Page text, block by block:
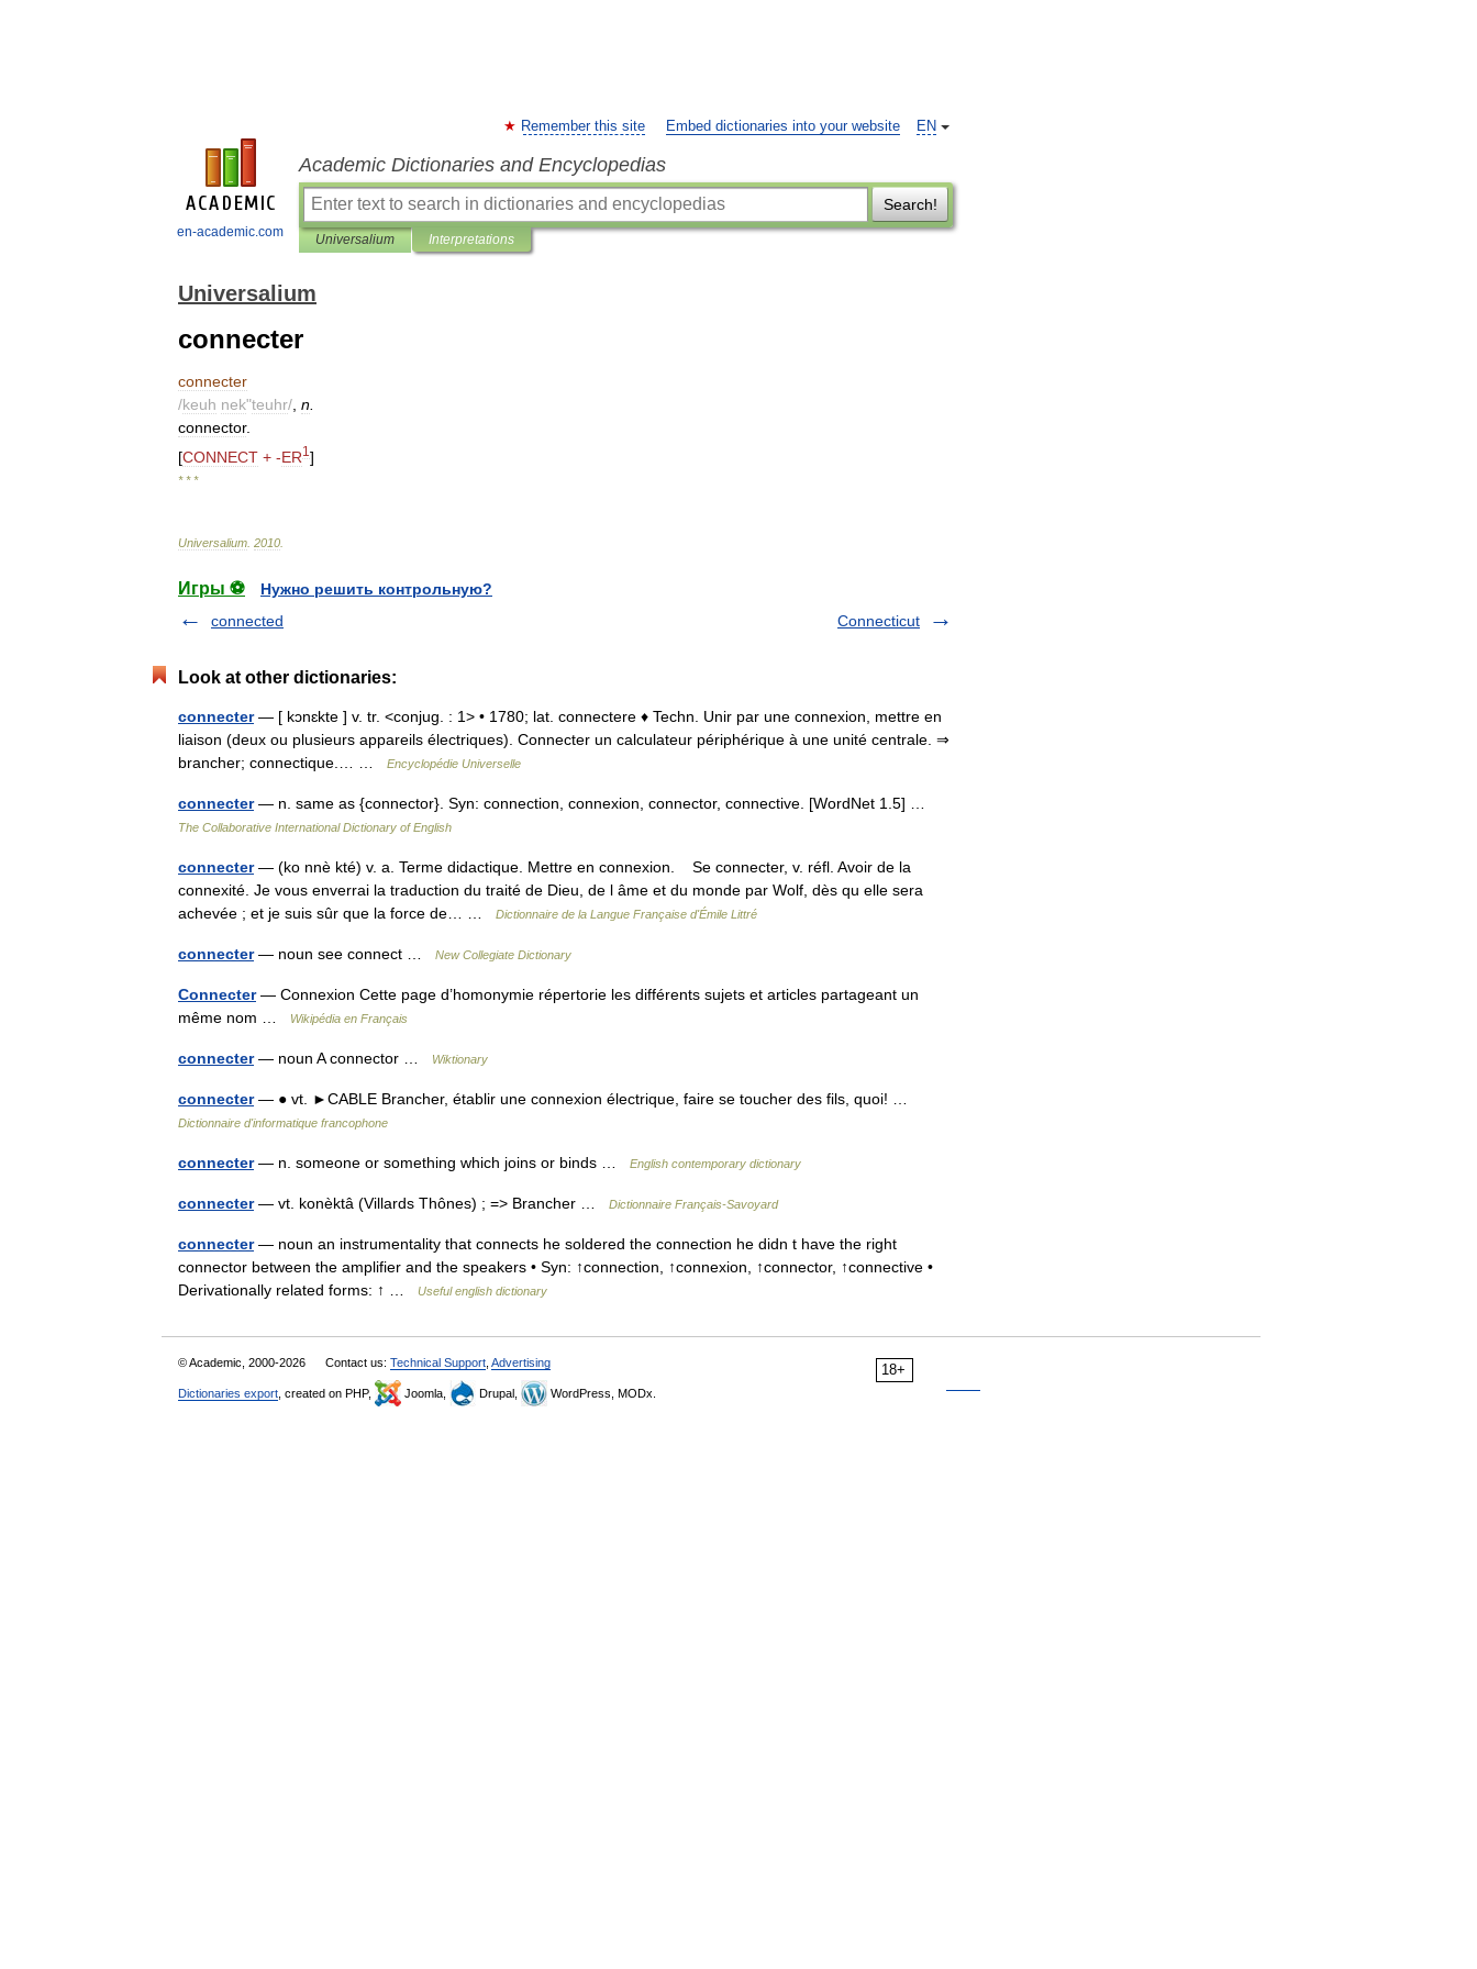
en-academic.com
EN
Remember this site Embed dictionaries into your website
Academic Dictionaries and Encyclopedias
Search!
Universalium Interpretations
Universalium
connecter
connecter
/keuh nek"teuhr/ n
connector.
[CONNECT + -ER1 ]
* * *
Universalium 2010
Игры ⚽
Нужно решить контрольную?
connected
Connecticut
Look at other dictionaries:
connecter— [ kɔnɛkte ] v. tr. <conjug. : 1> • 1780; lat. connectere ♦ Techn. Unir par une connexion, mettre en
liaison (deux ou plusieurs appareils électriques). Connecter un calculateur périphérique à une unité centrale. ⇒
brancher; connectique.… …
Encyclopédie Universelle
connecter— n. same as {connector}. Syn: connection, connexion, connector, connective. [WordNet 1.5] …
The Collaborative International Dictionary of English
connecter— (ko nnè kté) v. a. Terme didactique. Mettre en connexion. Se connecter, v. réfl. Avoir de la
connexité. Je vous enverrai la traduction du traité de Dieu, de l âme et du monde par Wolf, dès qu elle sera
achevée ; et je suis sûr que la force de… …
Dictionnaire de la Langue Française d'Émile Littré
connecter— noun see connect … New Collegiate Dictionary
Connecter— Connexion Cette page d’homonymie répertorie les différents sujets et articles partageant un
même nom …
Wikipédia en Français
connecter— noun A connector … Wiktionary
connecter— ● vt. ►CABLE Brancher, établir une connexion électrique, faire se toucher des fils, quoi! …
Dictionnaire d'informatique francophone
connecter— n. someone or something which joins or binds … English contemporary dictionary
connecter— vt. konèktâ (Villards Thônes) ; => Brancher … Dictionnaire Français-Savoyard
connecter— noun an instrumentality that connects he soldered the connection he didn t have the right
connector between the amplifier and the speakers • Syn: ↑connection, ↑connexion, ↑connector, ↑connective •
Derivationally related forms: ↑ …
Useful english dictionary
18+
© Academic, 2000-2026 Contact us: Technical Support Advertising
Dictionaries export , created on PHP, Joomla, Drupal, WordPress, MODx.